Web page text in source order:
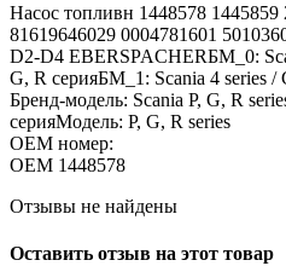
Насос топливн 1448578 1445859
81619646029 0004781601
D2-D4 EBERSPACHERБМ_0:
G, R серияБМ_1: Scania 4 series /
Бренд-модель: Scania P, G, R
серияМодель: P, G, R series
OEM номер:
OEM 1448578
Отзывы не найдены
Оставить отзыв на этот товар